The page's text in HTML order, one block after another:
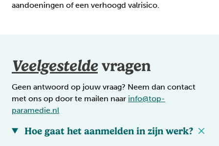
aandoeningen of een verhoogd valrisico.
Veelgesteldevragen
Geen antwoord op jouw vraag? Neem dan contact
met ons op door te mailen naar info@top-
paramedie.nl
Hoe gaat het aanmelden in zijn werk?